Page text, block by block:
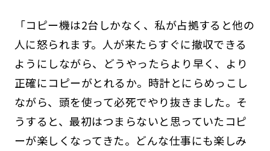
「コピー機は2台しかなく、私が占拠すると他の
人に怒られます。人が来たらすぐに撤収できる
ようにしながら、どうやったらより早く、より
正確にコピーがとれるか。時計とにらめっこし
ながら、頭を使って必死でやり抜きました。そ
うすると、最初はつまらないと思っていたコピ
ーが楽しくなってきた。どんな仕事にも楽しみ